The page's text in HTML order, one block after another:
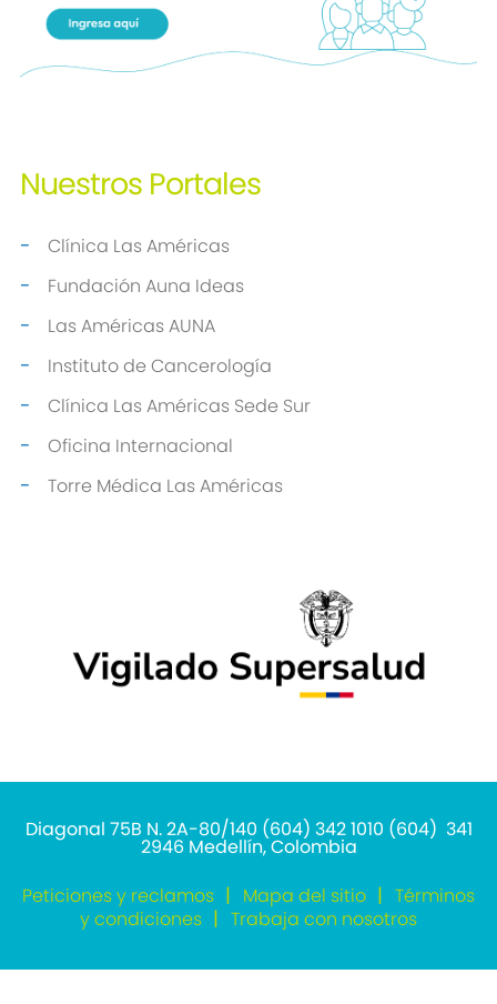
Nuestros Portales
Clínica Las Américas
Fundación Auna Ideas
Las Américas AUNA
Instituto de Cancerología
Clínica Las Américas Sede Sur
Oficina Internacional
Torre Médica Las Américas
Diagonal 75B N. 2A-80/140 (604) 342 1010 (604) 341
2946 Medellín, Colombia
Peticiones y reclamos
Mapa del sitio
Términos
y condiciones
Trabaja con nosotros